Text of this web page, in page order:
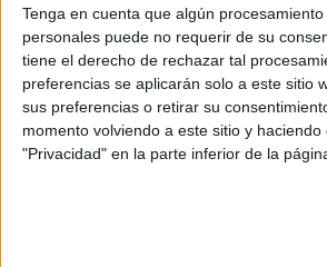
Tenga en cuenta que algún
personales puede no requerir de su
tiene el derecho de rechazar tal
preferencias se aplicarán solo a este sitio
sus preferencias o retirar su
momento volviendo a este sitio y haciendo
"Privacidad" en la parte inferior de la